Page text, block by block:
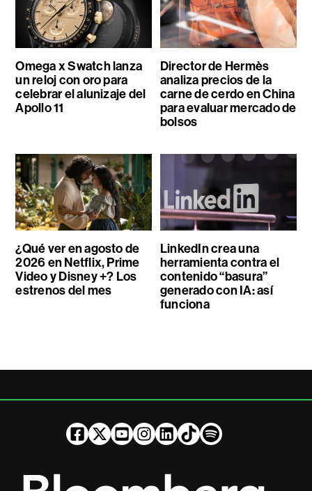
Omega x Swatch lanza
un reloj con oro para
celebrar el alunizaje del
Apollo 11
Director de Hermès
analiza precios de la
carne de cerdo en China
para evaluar mercado de
bolsos
¿Qué ver en agosto de
2026 en Netflix, Prime
Video y Disney +? Los
estrenos del mes
LinkedIn crea una
herramienta contra el
contenido “basura”
generado con IA: así
funciona